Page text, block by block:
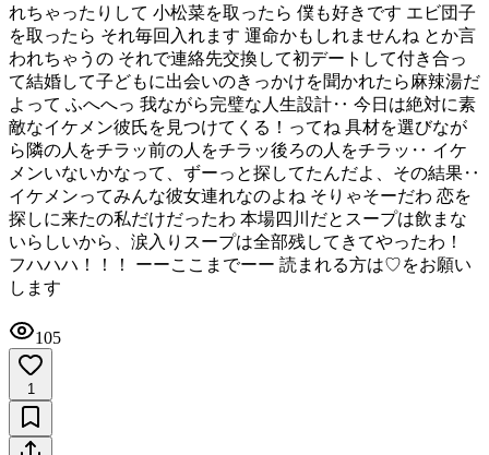
れちゃったりして 小松菜を取ったら 僕も好きです エビ団子
を取ったら それ毎回入れます 運命かもしれませんね とか言
われちゃうの それで連絡先交換して初デートして付き合っ
て結婚して子どもに出会いのきっかけを聞かれたら麻辣湯だ
よって ふへへっ 我ながら完璧な人生設計‥ 今日は絶対に素
敵なイケメン彼氏を見つけてくる！ってね 具材を選びなが
ら隣の人をチラッ前の人をチラッ後ろの人をチラッ‥ イケ
メンいないかなって、ずーっと探してたんだよ、その結果‥
イケメンってみんな彼女連れなのよね そりゃそーだわ 恋を
探しに来たの私だけだったわ 本場四川だとスープは飲まな
いらしいから、涙入りスープは全部残してきてやったわ！
フハハハ！！！ ーーここまでーー 読まれる方は♡をお願い
します
105
1